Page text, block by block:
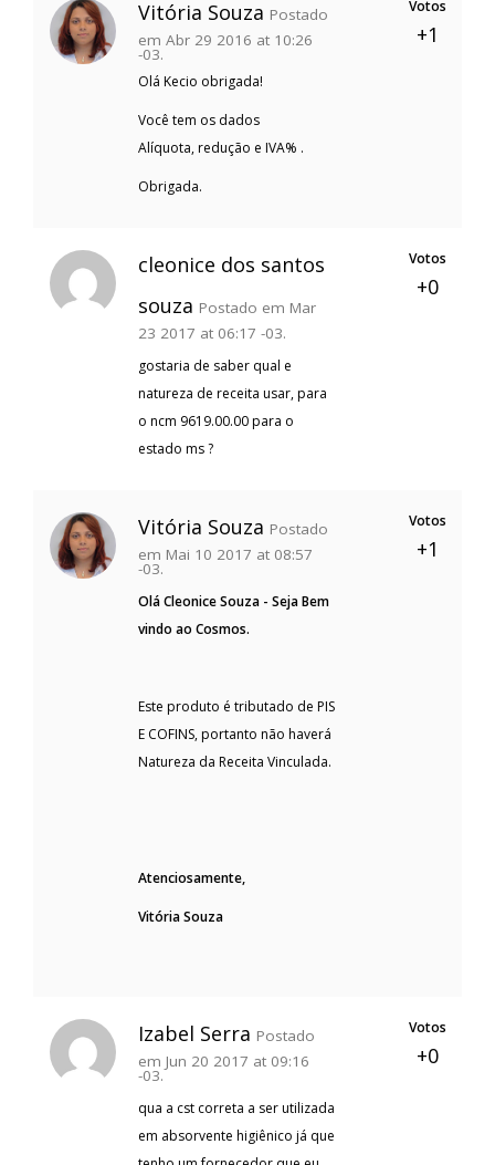
Vitória Souza Postado
em Abr 29 2016 at 10:26
-03.
Olá Kecio obrigada!
Você tem os dados
Alíquota, redução e IVA% .
Obrigada.
Votos
+1
cleonice dos santos
souza Postado em Mar
23 2017 at 06:17 -03.
gostaria de saber qual e
natureza de receita usar, para
o ncm 9619.00.00 para o
estado ms ?
Votos
+0
Vitória Souza Postado
em Mai 10 2017 at 08:57
-03.
Olá Cleonice Souza - Seja Bem
vindo ao Cosmos.
Este produto é tributado de PIS
E COFINS, portanto não haverá
Natureza da Receita Vinculada.
Atenciosamente,
Vitória Souza
Votos
+1
Izabel Serra Postado
em Jun 20 2017 at 09:16
-03.
qua a cst correta a ser utilizada
em absorvente higiênico já que
Votos
+0